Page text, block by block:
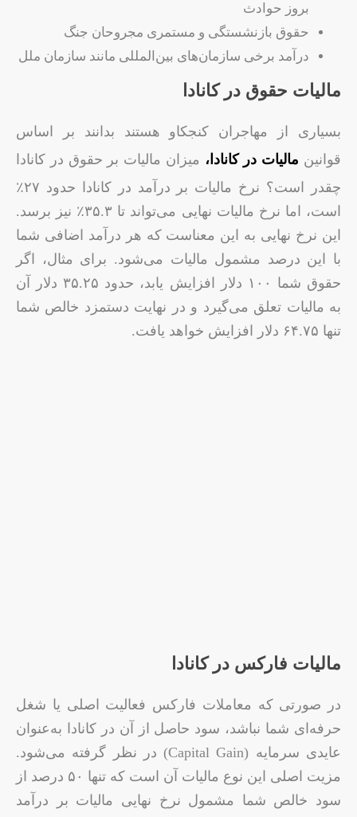
بروز حوادث
حقوق بازنشستگی و مستمری مجروحان جنگ
درآمد برخی سازمان‌های بین‌المللی مانند سازمان ملل
مالیات حقوق در کانادا
بسیاری از مهاجران کنجکاو هستند بدانند بر اساس
قوانین مالیات در کانادا، میزان مالیات بر حقوق در کانادا
چقدر است؟ نرخ مالیات بر درآمد در کانادا حدود ۲۷٪
است، اما نرخ مالیات نهایی می‌تواند تا ۳۵.۳٪ نیز برسد.
این نرخ نهایی به این معناست که هر درآمد اضافی شما
با این درصد مشمول مالیات می‌شود. برای مثال، اگر
حقوق شما ۱۰۰ دلار افزایش یابد، حدود ۳۵.۲۵ دلار آن
به مالیات تعلق می‌گیرد و در نهایت دستمزد خالص شما
تنها ۶۴.۷۵ دلار افزایش خواهد یافت.
مالیات فارکس در کانادا
در صورتی که معاملات فارکس فعالیت اصلی یا شغل
حرفه‌ای شما نباشد، سود حاصل از آن در کانادا به‌عنوان
عایدی سرمایه (Capital Gain) در نظر گرفته می‌شود.
مزیت اصلی این نوع مالیات آن است که تنها ۵۰ درصد از
سود خالص شما مشمول نرخ نهایی مالیات بر درآمد